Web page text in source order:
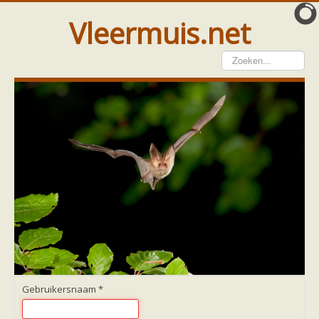
Vleermuis.net
Vleermuis gezien
Waarneming doorgeven
Wat doen wij met meldingen
Telinstructie
Waarnemingen doorgeven elders
Hulp
Vleermuis gevonden
Vanginstructie
Hulp per email
Hulp per provincie
Drenthe
Groningen
Home
Gebruikersnaam *